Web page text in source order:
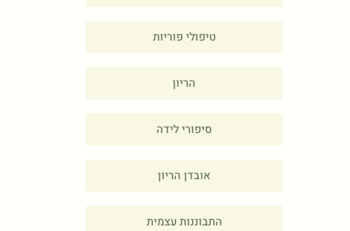
טיפולי פוריות
הריון
סיפורי לידה
אובדן הריון
התבוננות עצמית